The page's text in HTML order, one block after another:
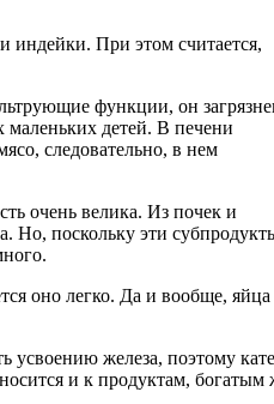
индейки. При этом считается,
функции, он
детей. В печени
следовательно, в нем
очень велика. Из почек и
Но, поскольку эти
оно легко. Да и вообще,
железа, поэтому
и к продуктам, богатым